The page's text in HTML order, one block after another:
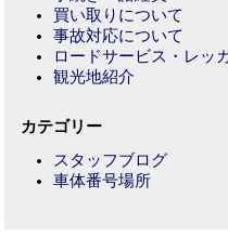
買い取りについて
事故対応について
ロードサービス・レッ
観光地紹介
カテゴリー
スタッフブログ
車体番号場所